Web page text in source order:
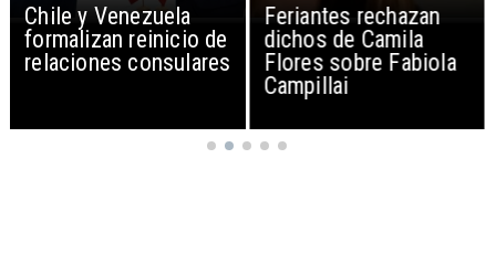
Chile y Venezuela
formalizan reinicio de
relaciones consulares
Feriantes rechazan
dichos de Camila
Flores sobre Fabiola
Campillai